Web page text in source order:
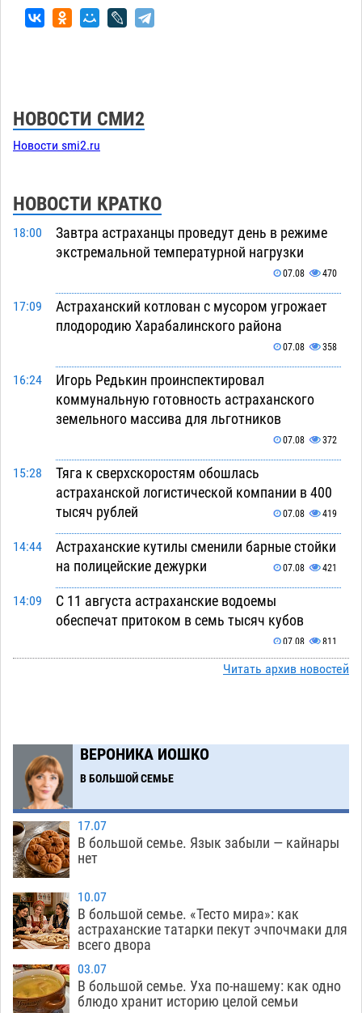
НОВОСТИ СМИ2
Новости smi2.ru
НОВОСТИ КРАТКО
18:00
Завтра астраханцы проведут день в режиме
экстремальной температурной нагрузки
07.08 470
17:09
Астраханский котлован с мусором угрожает
плодородию Харабалинского района
07.08 358
16:24
Игорь Редькин проинспектировал
коммунальную готовность астраханского
земельного массива для льготников
07.08 372
15:28
Тяга к сверхскоростям обошлась
астраханской логистической компании в 400
тысяч рублей
07.08 419
14:44
Астраханские кутилы сменили барные стойки
на полицейские дежурки
07.08 421
14:09
С 11 августа астраханские водоемы
обеспечат притоком в семь тысяч кубов
07.08 811
Астраханский аэропорт попробует отбиться
помойку
11:58
В Астрахани подросток угнал мотоцикл и
похитил чужие мобильник с банковскими
картами
11:20
Астраханцев ждут на парковом газоне с
призами и эрмитажными котами
10:43
Астраханский суд встал на сторону МЧС в
споре за возврат униформы
07.08 529
10:02
На Всероссийской Спартакиаде астраханские
гандболисты уступили казанским «драконам»
07.08
Читать архив новостей
ВЕРОНИКА ИОШКО
В БОЛЬШОЙ СЕМЬЕ
17.07
В большой семье. Язык забыли — кайнары
нет
10.07
В большой семье. «Тесто мира»: как
астраханские татарки пекут эчпочмаки для
всего двора
03.07
В большой семье. Уха по-нашему: как одно
блюдо хранит историю целой семьи